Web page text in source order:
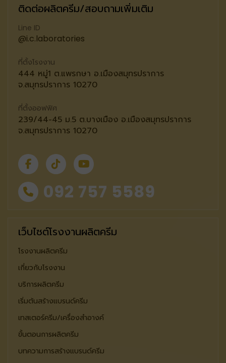
ติดต่อผลิตครีม/สอบถามเพิ่มเติม
Line ID
@i.c.laboratories
ที่ตั้งโรงงาน
444 หมู่1 ต.แพรกษา อ.เมืองสมุทรปราการ
จ.สมุทรปราการ 10270
ที่ตั้งออฟฟิศ
239/44-45 ม.5 ต.บางเมือง อ.เมืองสมุทรปราการ
จ.สมุทรปราการ 10270
092 757 5589
เว็บไซต์โรงงานผลิตครีม
โรงงานผลิตครีม
เกี่ยวกับโรงงาน
บริการผลิตครีม
เริ่มต้นสร้างแบรนด์ครีม
เทสเตอร์ครีม/เครื่องสำอางค์
ขั้นตอนการผลิตครีม
บทความการสร้างแบรนด์ครีม